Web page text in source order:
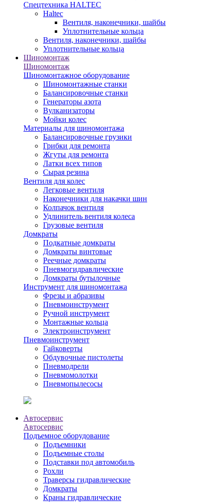
Спецтехника HALTEC
Haltec
Вентиля, наконечники, шайбы
Уплотнительные кольца
Вентиля, наконечники, шайбы
Уплотнительные кольца
Шиномонтаж
Шиномонтаж
Шиномонтажное оборудование
Шиномонтажные станки
Балансировочные станки
Генераторы азота
Вулканизаторы
Мойки колес
Материалы для шиномонтажа
Балансировочные грузики
Грибки для ремонта
Жгуты для ремонта
Латки всех типов
Сырая резина
Вентиля для колес
Легковые вентиля
Наконечники для накачки шин
Колпачок вентиля
Удлинитель вентиля колеса
Грузовые вентиля
Домкраты
Подкатные домкраты
Домкраты винтовые
Реечные домкраты
Пневмогидравлические
Домкраты бутылочные
Инструмент для шиномонтажа
Фрезы и абразивы
Пневмоинструмент
Ручной инструмент
Монтажные кольца
Электроинструмент
Пневмоинструмент
Гайковерты
Обдувочные пистолеты
Пневмодрели
Пневмомолотки
Пневмопылесосы
Автосервис
Автосервис
Подъемное оборудование
Подъемники
Подъемные столы
Подставки под автомобиль
Рохли
Траверсы гидравлические
Домкраты
Краны гидравлические